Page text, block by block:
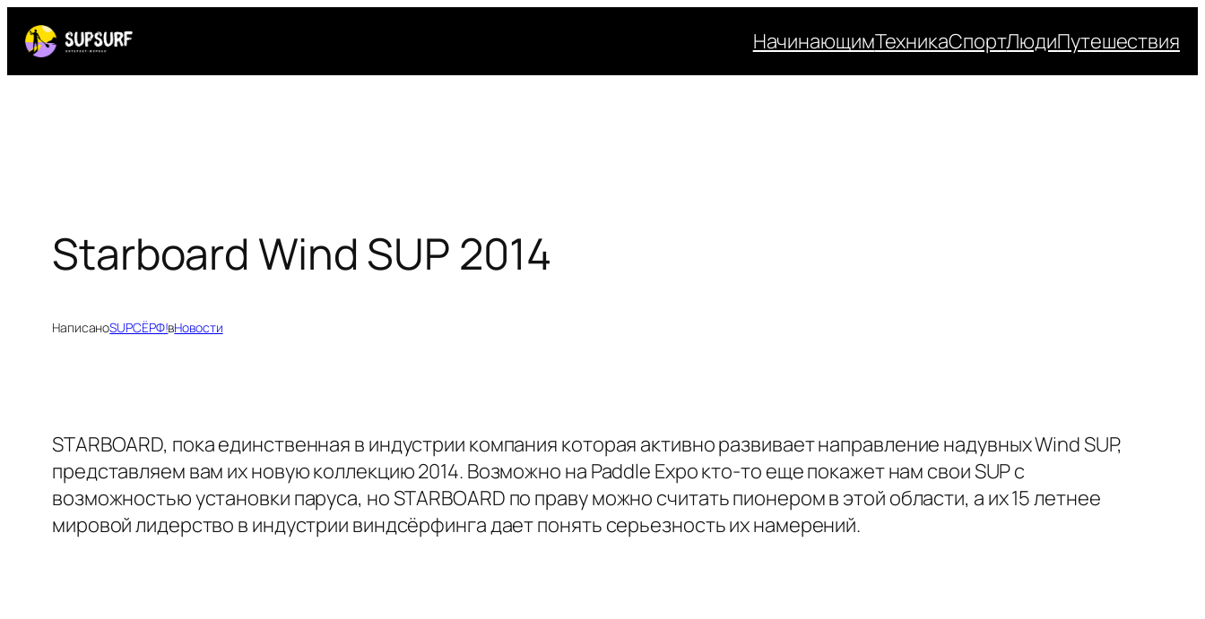
Перейти
содержимому
НачинающимТехникаСпортЛюдиПутешествия
Starboard Wind SUP 2014
НаписаноSUPСЁРФ!вНовости
STARBOARD, пока единственная в индустрии компания которая активно развивает направление надувных Wind SUP,
представляем вам их новую коллекцию 2014. Возможно на Paddle Expo кто-то еще покажет нам свои SUP с
возможностью установки паруса, но STARBOARD по праву можно считать пионером в этой области, а их 15 летнее
мировой лидерство в индустрии виндсёрфинга дает понять серьезность их намерений.